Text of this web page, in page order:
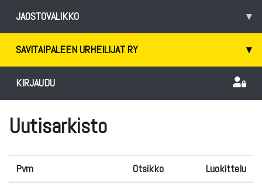
JAOSTOVALIKKO ▾
SAVITAIPALEEN URHEILIJAT RY ▾
KIRJAUDU
Uutisarkisto
Pvm Otsikko
Luokittelu